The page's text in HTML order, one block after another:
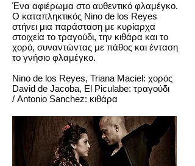
Ένα αφιέρωμα στο αυθεντικό φλαμέγκο.
O καταπληκτικός Nino de los Reyes
στήνει μια παράσταση με κυρίαρχα
στοιχεία το τραγούδι, την κιθάρα και το
χορό, συναντώντας με πάθος και ένταση
το γνήσιο φλαμέγκο.
Nino de los Reyes, Triana Maciel: χορός
David de Jacoba, El Piculabe: τραγούδι
/ Antonio Sanchez: κιθάρα